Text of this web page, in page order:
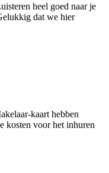
heel goed naar je
dat we hier
kaart hebben
kosten voor het inhuren